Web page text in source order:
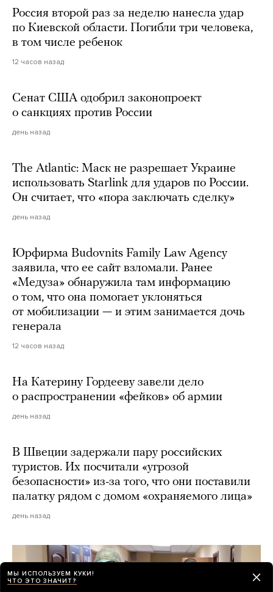
Россия второй раз за неделю нанесла удар
по Киевской области. Погибли три человека,
в том числе ребенок
12 часов назад
Сенат США одобрил законопроект
о санкциях против России
день назад
The Atlantic: Маск не разрешает Украине
использовать Starlink для ударов по России.
Он считает, что «пора заключать сделку»
день назад
Юрфирма Budovnits Family Law Agency
заявила, что ее сайт взломали. Ранее
«Медуза» обнаружила там информацию
о том, что она помогает уклоняться
от мобилизации — и этим занимается дочь
генерала
12 часов назад
На Катерину Гордееву завели дело
о распространении «фейков» об армии
день назад
В Швеции задержали пару российских
туристов. Их посчитали «угрозой
безопасности» из-за того, что они поставили
палатку рядом с домом «охраняемого лица»
день назад
МЫ ИСПОЛЬЗУЕМ КУКИ!
ЧТО ЭТО ЗНАЧИТ?